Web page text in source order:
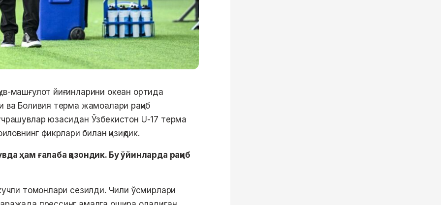
машғулот йиғинларини океан ортида
ва Боливия терма жамоалари рақиб
юзасидан Ўзбекистон U-17 терма
фикрлари билан қизиқдик.
ҳам ғалаба қозондик. Бу ўйинларда рақиб
томонлари сезилди. Чили ўсмирлари